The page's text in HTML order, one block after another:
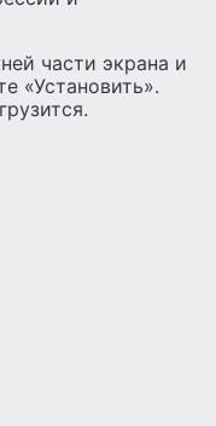
части экрана и
«Установить».